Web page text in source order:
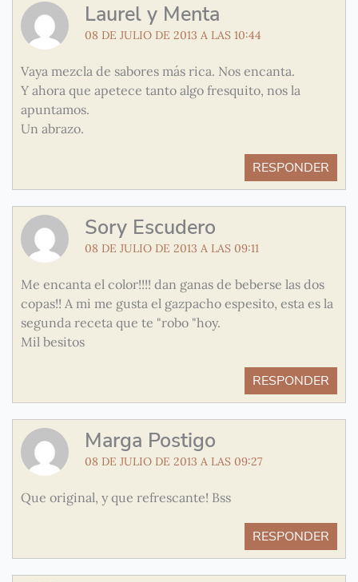
Laurel y Menta
08 DE JULIO DE 2013 A LAS 10:44
Vaya mezcla de sabores más rica. Nos encanta.
Y ahora que apetece tanto algo fresquito, nos la
apuntamos.
Un abrazo.
RESPONDER
Sory Escudero
08 DE JULIO DE 2013 A LAS 09:11
Me encanta el color!!!! dan ganas de beberse las dos
copas!! A mi me gusta el gazpacho espesito, esta es la
segunda receta que te "robo "hoy.
Mil besitos
RESPONDER
Marga Postigo
08 DE JULIO DE 2013 A LAS 09:27
Que original, y que refrescante! Bss
RESPONDER